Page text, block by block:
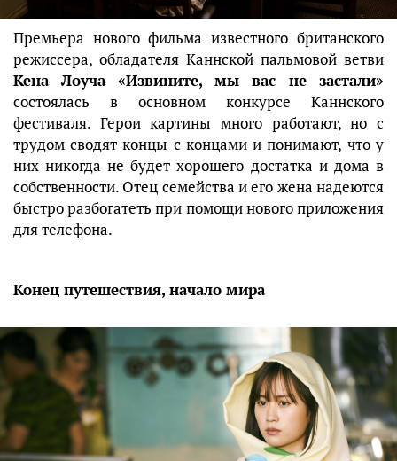
Премьера нового фильма известного британского
режиссера, обладателя Каннской пальмовой ветви
Кена Лоуча «Извините, мы вас не застали»
состоялась в основном конкурсе Каннского
фестиваля. Герои картины много работают, но с
трудом сводят концы с концами и понимают, что у
них никогда не будет хорошего достатка и дома в
собственности. Отец семейства и его жена надеются
быстро разбогатеть при помощи нового приложения
для телефона.
Конец путешествия, начало мира